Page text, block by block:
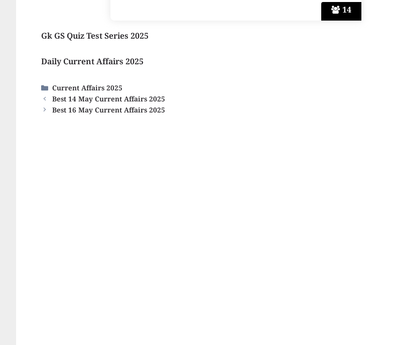
14
Gk GS Quiz Test Series 2025
Daily Current Affairs 2025
Categories
Current Affairs 2025
Best 14 May Current Affairs 2025
Best 16 May Current Affairs 2025